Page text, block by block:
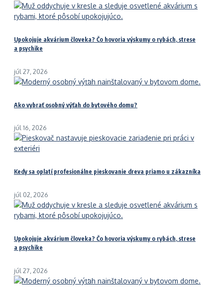
Upokojuje akvárium človeka? Čo hovoria výskumy o rybách, strese
a psychike
júl 27, 2026
Ako vybrať osobný výťah do bytového domu?
júl 16, 2026
Kedy sa oplatí profesionálne pieskovanie dreva priamo u zákazníka
júl 02, 2026
Upokojuje akvárium človeka? Čo hovoria výskumy o rybách, strese
a psychike
júl 27, 2026